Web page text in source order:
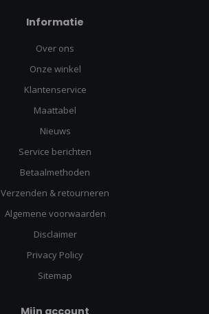
Informatie
Over ons
Onze winkel
Klantenservice
Maattabel
Nieuws
Service berichten
Betaalmethoden
Verzenden & retourneren
Algemene voorwaarden
Disclaimer
Privacy Policy
Sitemap